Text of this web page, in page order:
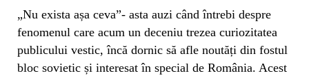
„Nu exista așa ceva”- asta auzi când întrebi despre
fenomenul care acum un deceniu trezea curiozitatea
publicului vestic, încă dornic să afle noutăți din fostul
bloc sovietic și interesat în special de România. Acest